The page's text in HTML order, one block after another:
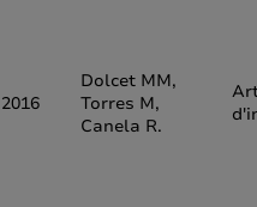
2016
Dolcet MM,
Torres M,
Canela R.